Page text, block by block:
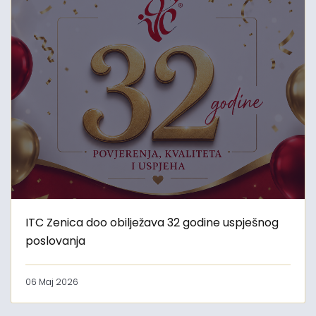
ITC Zenica doo obilježava 32 godine uspješnog
poslovanja
06 Maj 2026